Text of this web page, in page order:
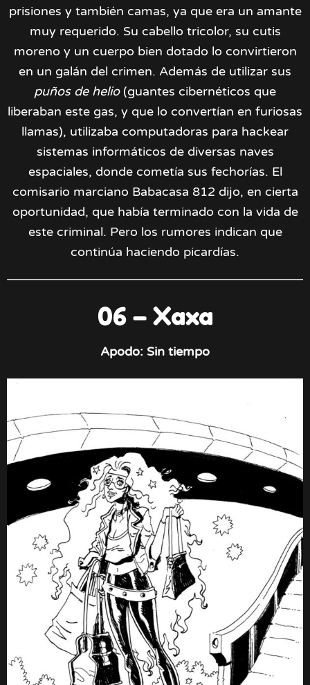
prisiones y también camas, ya que era un amante
muy requerido. Su cabello tricolor, su cutis
moreno y un cuerpo bien dotado lo convirtieron
en un galán del crimen. Además de utilizar sus
puños de helio(guantes cibernéticos que
liberaban este gas, y que lo convertían en furiosas
llamas), utilizaba computadoras para hackear
sistemas informáticos de diversas naves
espaciales, donde cometía sus fechorías. El
comisario marciano Babacasa 812 dijo, en cierta
oportunidad, que había terminado con la vida de
este criminal. Pero los rumores indican que
continúa haciendo picardías.
06 – Xaxa
Apodo: Sin tiempo